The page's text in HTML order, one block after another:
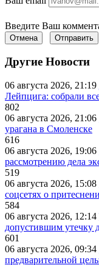
Введите Ваш
Отмена Отправить
Другие Новости
06 августа 2026, 21:19
Лейпцига: собрали
802
06 августа 2026, 21:06
урагана в Смоленске
616
06 августа 2026, 19:06
рассмотрению дела
519
06 августа 2026, 15:08
соцсетях о
584
06 августа 2026, 12:14
допустившим утечку
601
06 августа 2026, 09:34
предварительной